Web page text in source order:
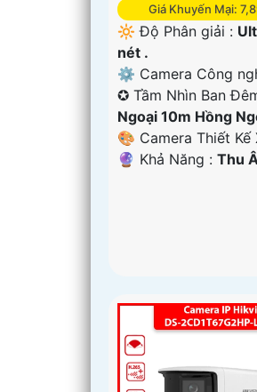
Giá Khuyến Mại:
🔆 Độ Phân giải :
nét .
⚙ Camera Công
✪ Tầm Nhìn Ban
Ngoại 10m Hồng
🎨 Camera Thiết Kế
️🔮 Khả Năng : Thu